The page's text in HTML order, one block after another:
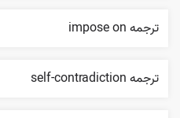
ترجمه impose on
ترجمه self-contradiction